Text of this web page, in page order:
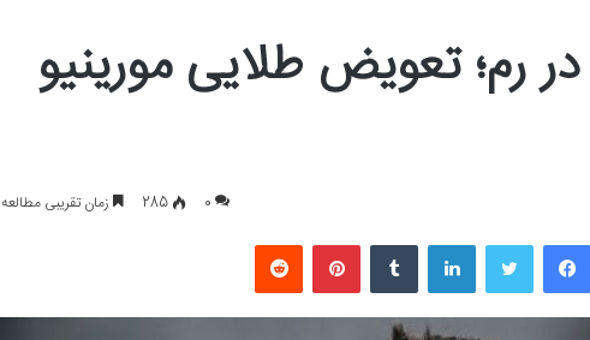
رم؛ تعویض طلایی مورینیو
0
285 زمان تقریبی مطالعه 2 دقیقه
فیسبوک لینکداین پینتریست